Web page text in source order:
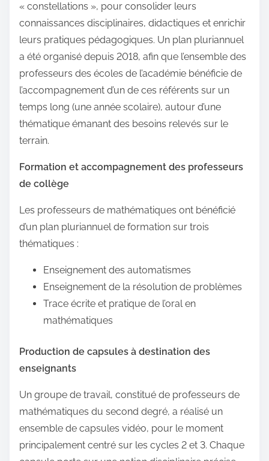
« constellations », pour consolider leurs
connaissances disciplinaires, didactiques et enrichir
leurs pratiques pédagogiques. Un plan pluriannuel
a été organisé depuis 2018, afin que l’ensemble des
professeurs des écoles de l’académie bénéficie de
l’accompagnement d’un de ces référents sur un
temps long (une année scolaire), autour d’une
thématique émanant des besoins relevés sur le
terrain.
Formation et accompagnement des professeurs
de collège
Les professeurs de mathématiques ont bénéficié
d’un plan pluriannuel de formation sur trois
thématiques :
Enseignement des automatismes
Enseignement de la résolution de problèmes
Trace écrite et pratique de l’oral en
mathématiques
Production de capsules à destination des
enseignants
Un groupe de travail, constitué de professeurs de
mathématiques du second degré, a réalisé un
ensemble de capsules vidéo, pour le moment
principalement centré sur les cycles 2 et 3. Chaque